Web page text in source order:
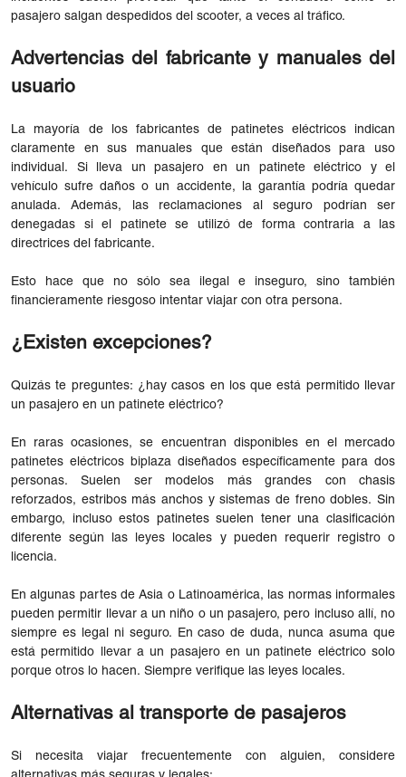
pasajero salgan despedidos del scooter, a veces al tráfico.
Advertencias del fabricante y manuales del
usuario
La mayoría de los fabricantes de patinetes eléctricos indican
claramente en sus manuales que están diseñados para uso
individual. Si lleva un pasajero en un patinete eléctrico y el
vehículo sufre daños o un accidente, la garantía podría quedar
anulada. Además, las reclamaciones al seguro podrían ser
denegadas si el patinete se utilizó de forma contraria a las
directrices del fabricante.
Esto hace que no sólo sea ilegal e inseguro, sino también
financieramente riesgoso intentar viajar con otra persona.
¿Existen excepciones?
Quizás te preguntes: ¿hay casos en los que está permitido llevar
un pasajero en un patinete eléctrico?
En raras ocasiones, se encuentran disponibles en el mercado
patinetes eléctricos biplaza diseñados específicamente para dos
personas. Suelen ser modelos más grandes con chasis
reforzados, estribos más anchos y sistemas de freno dobles. Sin
embargo, incluso estos patinetes suelen tener una clasificación
diferente según las leyes locales y pueden requerir registro o
licencia.
En algunas partes de Asia o Latinoamérica, las normas informales
pueden permitir llevar a un niño o un pasajero, pero incluso allí, no
siempre es legal ni seguro. En caso de duda, nunca asuma que
está permitido llevar a un pasajero en un patinete eléctrico solo
porque otros lo hacen. Siempre verifique las leyes locales.
Alternativas al transporte de pasajeros
Si necesita viajar frecuentemente con alguien, considere